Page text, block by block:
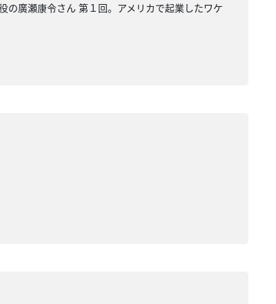
廣瀬康令さん 第１回。アメリカで起業したワケ